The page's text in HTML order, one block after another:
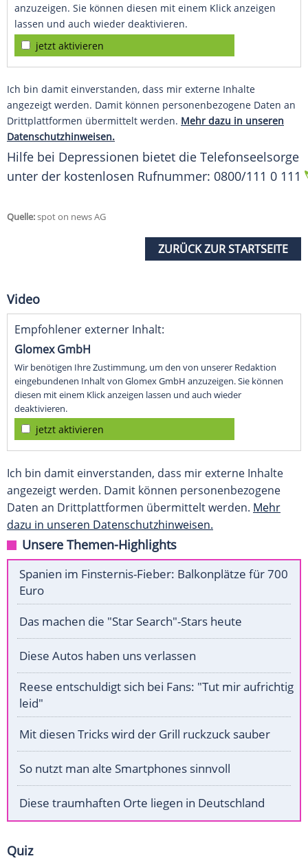
anzuzeigen. Sie können diesen mit einem Klick anzeigen
lassen und auch wieder deaktivieren.
jetzt aktivieren
Ich bin damit einverstanden, dass mir externe Inhalte
angezeigt werden. Damit können personenbezogene Daten an
Drittplattformen übermittelt werden. Mehr dazu in unseren
Datenschutzhinweisen.
Hilfe bei Depressionen bietet die Telefonseelsorge
unter der kostenlosen Rufnummer: 0800/111 0 111
Quelle:spot on news AG
ZURÜCK ZUR STARTSEITE
Video
Empfohlener externer Inhalt:
Glomex GmbH
Wir benötigen Ihre Zustimmung, um den von unserer Redaktion
eingebundenen Inhalt von Glomex GmbH anzuzeigen. Sie können
diesen mit einem Klick anzeigen lassen und auch wieder
deaktivieren.
jetzt aktivieren
Ich bin damit einverstanden, dass mir externe Inhalte
angezeigt werden. Damit können personenbezogene
Daten an Drittplattformen übermittelt werden. Mehr
dazu in unseren Datenschutzhinweisen.
Unsere Themen-Highlights
Spanien im Finsternis-Fieber: Balkonplätze für 700
Euro
Das machen die "Star Search"-Stars heute
Diese Autos haben uns verlassen
Reese entschuldigt sich bei Fans: "Tut mir aufrichtig
leid"
Mit diesen Tricks wird der Grill ruckzuck sauber
So nutzt man alte Smartphones sinnvoll
Diese traumhaften Orte liegen in Deutschland
Quiz